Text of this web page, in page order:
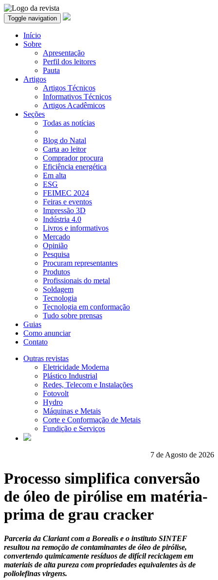
Toggle navigation
Início
Sobre
Apresentação
Perfil dos leitores
Pauta
Artigos
Artigos Técnicos
Informativos Técnicos
Artigos Acadêmicos
Seções
Todas as notícias
Blog do Natal
Carta ao leitor
Comprador procura
Eficiência energética
Em alta
ESG
FEIMEC 2024
Feiras e eventos
Impressão 3D
Indústria 4.0
Livros e informativos
Mercado
Opinião
Pesquisa
Procuram representantes
Produtos
Profissionais do metal
Soldagem
Tecnologia
Tecnologia em conformação
Tudo sobre prensas
Guias
Como anunciar
Contato
Outras revistas
Eletricidade Moderna
Plástico Industrial
Redes, Telecom e Instalações
Fotovolt
Hydro
Máquinas e Metais
Corte e Conformação de Metais
Fundição e Serviços
7 de Agosto de 2026
Processo simplifica conversão
de óleo de pirólise em matéria-
prima de grau cracker
Parceria da Clariant com a Borealis e o instituto SINTEF
resultou na remoção de contaminantes de óleo de pirólise,
convertendo quimicamente resíduos de difícil reciclagem em
materiais de alta pureza com propriedades equivalentes às de
poliolefinas virgens.